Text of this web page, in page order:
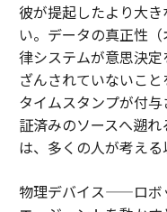
彼が提起したより大
い。データの真正性
律システムが意思決
ざんされていないこと
タイムスタンプが付
証済みのソースへ遡
は、多くの人が考える
物理デバイス——ロボ